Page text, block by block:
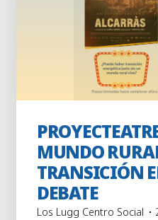
Actividades Actividades
MUNDO
TRANSICIÓN
DEBATE
Los Lugg Centro Social